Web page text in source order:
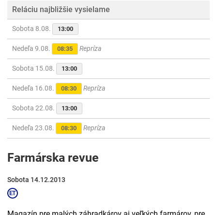
Reláciu najbližšie vysielame
Sobota 8.08. 13:00
Nedeľa 9.08. 08:35 Repríza
Sobota 15.08. 13:00
Nedeľa 16.08. 08:30 Repríza
Sobota 22.08. 13:00
Nedeľa 23.08. 08:30 Repríza
Farmárska revue
Sobota 14.12.2013